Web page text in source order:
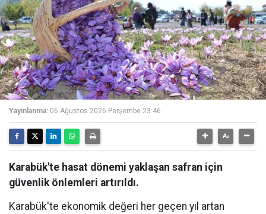
Yayınlanma: 06 Ağustos 2026 Perşembe 23:46
Karabük'te hasat dönemi yaklaşan safran için
güvenlik önlemleri artırıldı.
Karabük'te ekonomik değeri her geçen yıl artan